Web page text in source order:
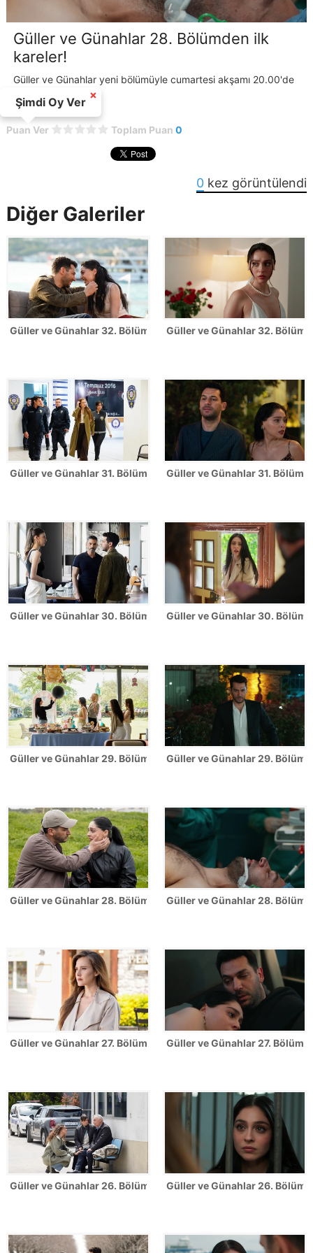
Güller ve Günahlar 28. Bölümden ilk
kareler!
Güller ve Günahlar yeni bölümüyle cumartesi akşamı 20.00'de
Puan Ver Toplam Puan 0
0 kez görüntülendi
Diğer Galeriler
Güller ve Günahlar 32. Bölüm Fotoğrafları - Sezon Finali
Güller ve Günahlar 32.
Güller ve Günahlar 31. Bölüm FotoğraflarıGüller ve Günahlar 31.
Güller ve Günahlar 30. Bölüm FotoğraflarıGüller ve Günahlar 30.
Güller ve Günahlar 29. Bölüm FotoğraflarıGüller ve Günahlar 29.
Güller ve Günahlar 28. Bölüm FotoğraflarıGüller ve Günahlar 28.
Güller ve Günahlar 27. Bölüm FotoğraflarıGüller ve Günahlar 27.
Güller ve Günahlar 26. Bölüm FotoğraflarıGüller ve Günahlar 26.
Şimdi Oy Ver
×